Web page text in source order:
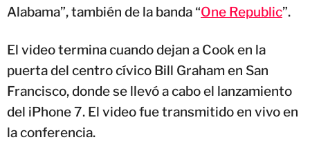
Alabama”, también de la banda “One Republic”.
El video termina cuando dejan a Cook en la
puerta del centro cívico Bill Graham en San
Francisco, donde se llevó a cabo el lanzamiento
del iPhone 7. El video fue transmitido en vivo en
la conferencia.